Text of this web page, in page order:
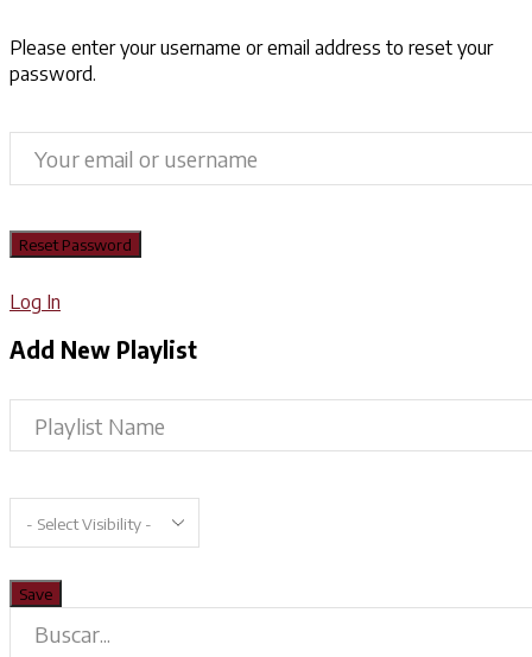
Please enter your username or email address to reset your
password.
Log In
Add New Playlist